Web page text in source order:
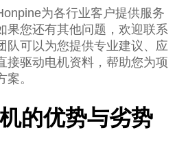
为各行业客户提供服务
果您还有其他问题，欢迎联系
队可以为您提供专业建议、应
接驱动电机资料，帮助您为项
。
的优势与劣势